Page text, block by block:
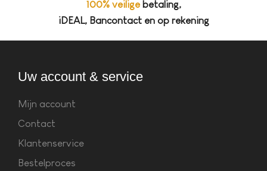
100% veiligebetaling,
iDEAL, Bancontact en op rekening
Uw account & service
Mijn account
Contact
Klantenservice
Bestelproces